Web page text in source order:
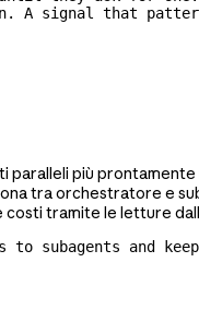
A signal that
paralleli più
tra orchestratore e
tramite le letture
to subagents and